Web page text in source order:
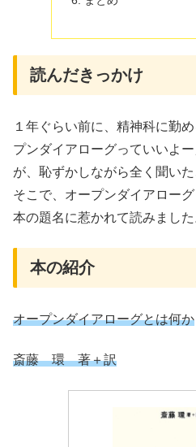
読んだきっかけ
１年ぐらい前に、精神科に勤
プンダイアローグっていいよ
が、恥ずかしながら全く聞い
そこで、オープンダイアロー
本の題名に惹かれて読みました
本の紹介
オープンダイアローグとは何か
斎藤 環 著＋訳